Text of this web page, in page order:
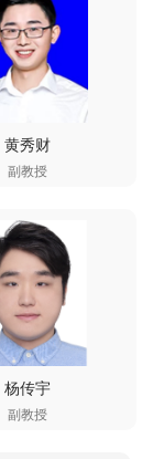
黄秀财
副教授
杨传宇
副教授